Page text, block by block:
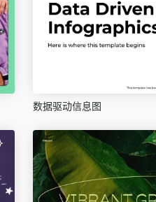
数据驱动信息图